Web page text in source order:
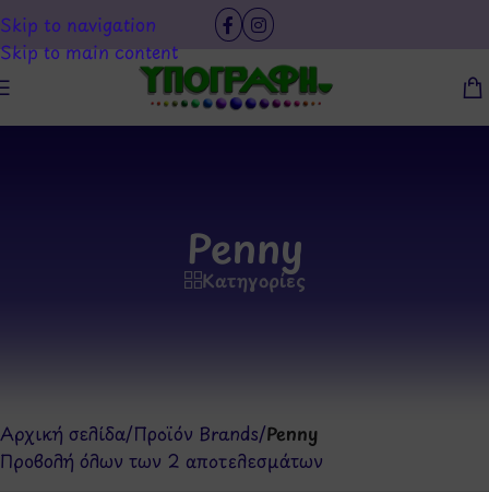
Skip to navigation
Skip to main content
Penny
Κατηγορίες
Αρχική σελίδα/Προϊόν Brands/Penny
Προβολή όλων των 2 αποτελεσμάτων